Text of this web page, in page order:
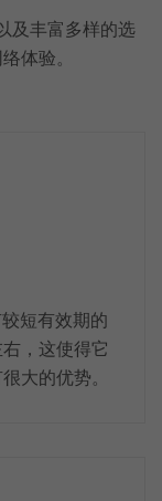
及丰富多样的选
体验。
短有效期的
，这使得它
大的优势。